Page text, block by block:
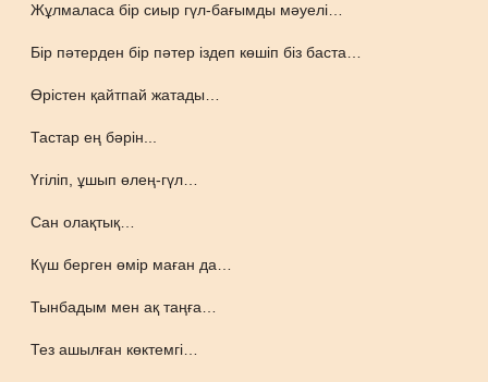
Жұлмаласа бір сиыр гүл-бағымды мәуелі…
Бір пәтерден бір пәтер іздеп көшіп біз баста…
Өрістен қайтпай жатады…
Тастар ең бәрін...
Үгіліп, ұшып өлең-гүл…
Сан олақтық…
Күш берген өмір маған да…
Тынбадым мен ақ таңға…
Тез ашылған көктемгі…